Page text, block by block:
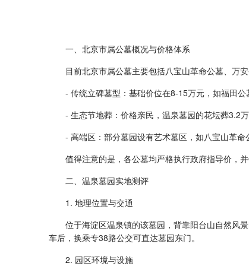
一、北京市属公墓概况与价格体系
目前北京市属公墓主要包括八宝山革命公墓、 万
- 传统立碑墓型：基础价位在8-15万元，如福田公
- 生态节地葬：价格亲民，温泉墓园的花坛葬3.2万
- 高端区：部分墓园设有艺术墓区，如八宝山革
值得注意的是，各公墓均严格执行政府指导价，
二、温泉墓园实地测评
1. 地理位置与交通
位于海淀区温泉镇的该墓园，背靠阳台山自然风
车后，换乘专38路公交可直达墓园东门。
2. 园区环境与设施